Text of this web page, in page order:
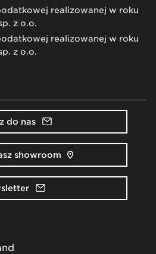
realizowanej w roku
z o.o.
realizowanej w roku
z o.o.
do nas
showroom